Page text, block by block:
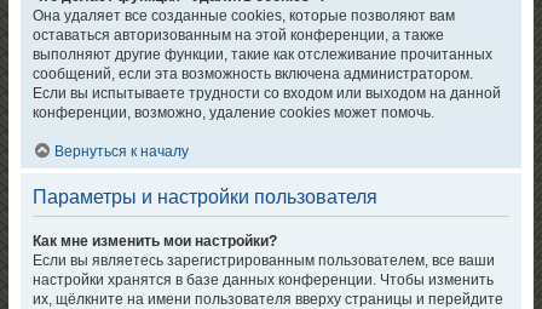
Она удаляет все созданные cookies, которые позволяют вам
оставаться авторизованным на этой конференции, а также
выполняют другие функции, такие как отслеживание прочитанных
сообщений, если эта возможность включена администратором.
Если вы испытываете трудности со входом или выходом на данной
конференции, возможно, удаление cookies может помочь.
Вернуться к началу
Параметры и настройки пользователя
Как мне изменить мои настройки?
Если вы являетесь зарегистрированным пользователем, все ваши
настройки хранятся в базе данных конференции. Чтобы изменить
их, щёлкните на имени пользователя вверху страницы и перейдите